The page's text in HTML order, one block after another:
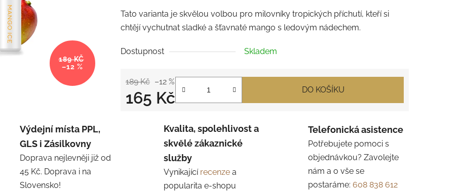
Tato varianta je skvělou volbou pro milovníky tropických příchutí, kteří si
chtějí vychutnat sladké a šťavnaté mango s ledovým nádechem.
Dostupnost Skladem
189 Kč –12 %
165 Kč DO KOŠÍKU
189 KČ
–12 %
Výdejní místa PPL,
GLS i Zásilkovny
Doprava nejlevněji již od
45 Kč. Doprava i na
Slovensko!
Kvalita, spolehlivost a
skvělé zákaznické
služby
Vynikající recenze a
popularita e-shopu
Telefonická asistence
Potřebujete pomoci s
objednávkou? Zavolejte
nám a o vše se
postaráme: 608 838 612